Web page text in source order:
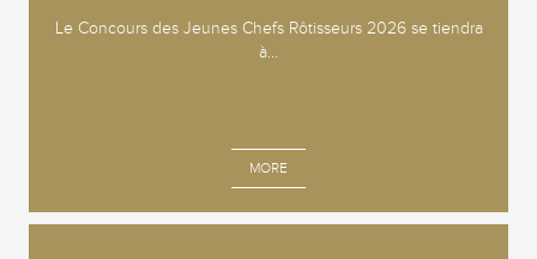
Le Concours des Jeunes Chefs Rôtisseurs 2026 se tiendra
à...
MORE